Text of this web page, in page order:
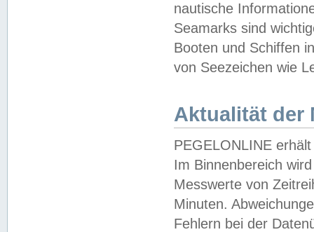
nautische
Seamarks sind
Booten und Schiffen
von Seezeichen wie
Aktualität der
PEGELONLINE
Im Binnenbereich
Messwerte von
Minuten.
Fehlern bei der